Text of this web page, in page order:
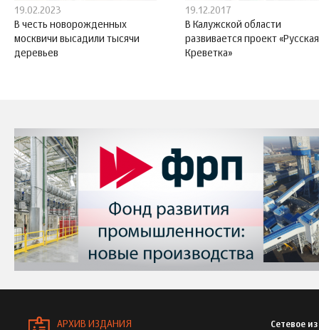
19.02.2023
В честь новорожденных
москвичи высадили тысячи
деревьев
19.12.2017
В Калужской области
развивается проект «Русская
Креветка»
АРХИВ ИЗДАНИЯ
Сетевое